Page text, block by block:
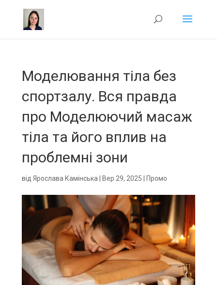
Моделювання тіла без
спортзалу. Вся правда
про Моделюючий масаж
тіла та його вплив на
проблемні зони
від Ярослава Камінська Вер 29, 2025 Промо